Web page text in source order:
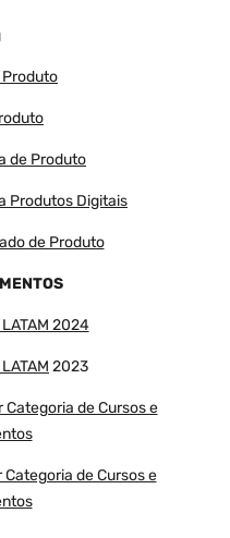
Produto
de Produto
Produtos Digitais
de Produto
2024
2023
Categoria de Cursos e
Categoria de Cursos e